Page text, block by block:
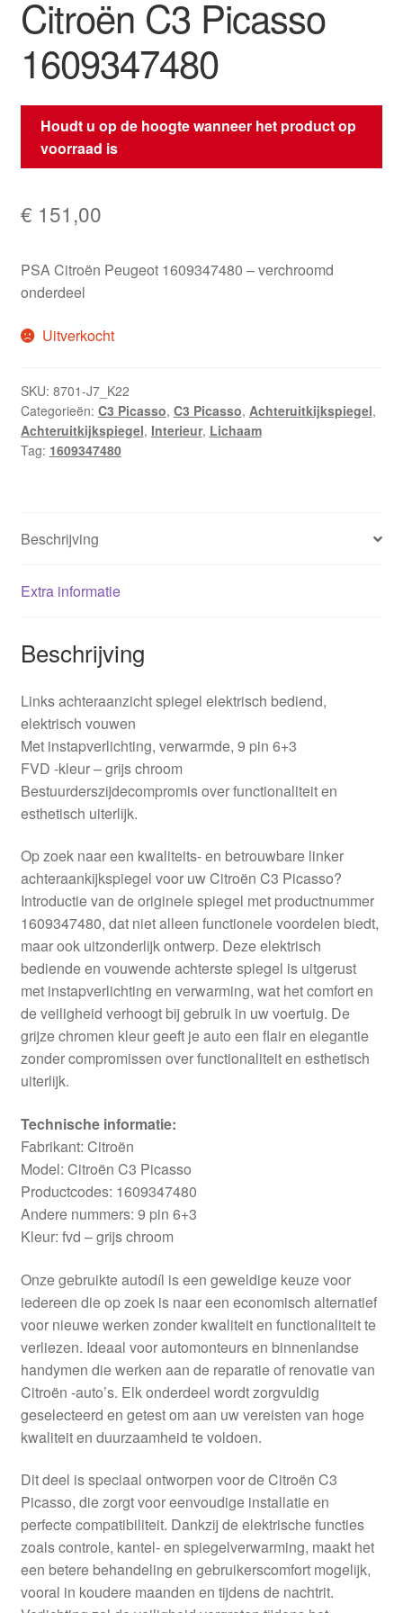
Citroën C3 Picasso
1609347480
Houdt u op de hoogte wanneer het product op
voorraad is
€ 151,00
PSA Citroën Peugeot 1609347480 – verchroomd
onderdeel
Uitverkocht
SKU: 8701-J7_K22
Categorieën: C3 Picasso, C3 Picasso, Achteruitkijkspiegel,
Achteruitkijkspiegel, Interieur, Lichaam
Tag: 1609347480
Beschrijving
Extra informatie
Beschrijving
Links achteraanzicht spiegel elektrisch bediend,
elektrisch vouwen
Met instapverlichting, verwarmde, 9 pin 6+3
FVD -kleur – grijs chroom
Bestuurderszijdecompromis over functionaliteit en
esthetisch uiterlijk.
Op zoek naar een kwaliteits- en betrouwbare linker
achteraankijkspiegel voor uw Citroën C3 Picasso?
Introductie van de originele spiegel met productnummer
1609347480, dat niet alleen functionele voordelen biedt,
maar ook uitzonderlijk ontwerp. Deze elektrisch
bediende en vouwende achterste spiegel is uitgerust
met instapverlichting en verwarming, wat het comfort en
de veiligheid verhoogt bij gebruik in uw voertuig. De
grijze chromen kleur geeft je auto een flair en elegantie
zonder compromissen over functionaliteit en esthetisch
uiterlijk.
Technische informatie:
Fabrikant: Citroën
Model: Citroën C3 Picasso
Productcodes: 1609347480
Andere nummers: 9 pin 6+3
Kleur: fvd – grijs chroom
Onze gebruikte autodíl is een geweldige keuze voor
iedereen die op zoek is naar een economisch alternatief
voor nieuwe werken zonder kwaliteit en functionaliteit te
verliezen. Ideaal voor automonteurs en binnenlandse
handymen die werken aan de reparatie of renovatie van
Citroën -auto’s. Elk onderdeel wordt zorgvuldig
geselecteerd en getest om aan uw vereisten van hoge
kwaliteit en duurzaamheid te voldoen.
Dit deel is speciaal ontworpen voor de Citroën C3
Picasso, die zorgt voor eenvoudige installatie en
perfecte compatibiliteit. Dankzij de elektrische functies
zoals controle, kantel- en spiegelverwarming, maakt het
een betere behandeling en gebruikerscomfort mogelijk,
vooral in koudere maanden en tijdens de nachtrit.